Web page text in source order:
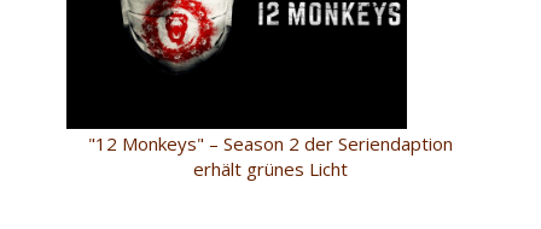
"12 Monkeys" – Season 2 der Seriendaption
erhält grünes Licht